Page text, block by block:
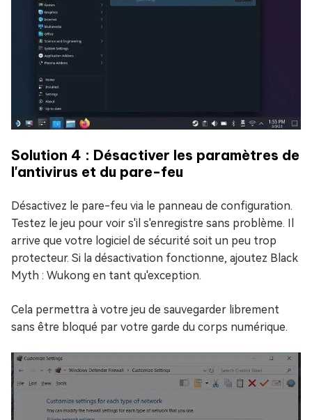
Solution 4 : Désactiver les paramètres de
l'antivirus et du pare-feu
Désactivez le pare-feu via le panneau de configuration.
Testez le jeu pour voir s'il s'enregistre sans problème. Il
arrive que votre logiciel de sécurité soit un peu trop
protecteur. Si la désactivation fonctionne, ajoutez Black
Myth : Wukong en tant qu'exception.
Cela permettra à votre jeu de sauvegarder librement
sans être bloqué par votre garde du corps numérique.